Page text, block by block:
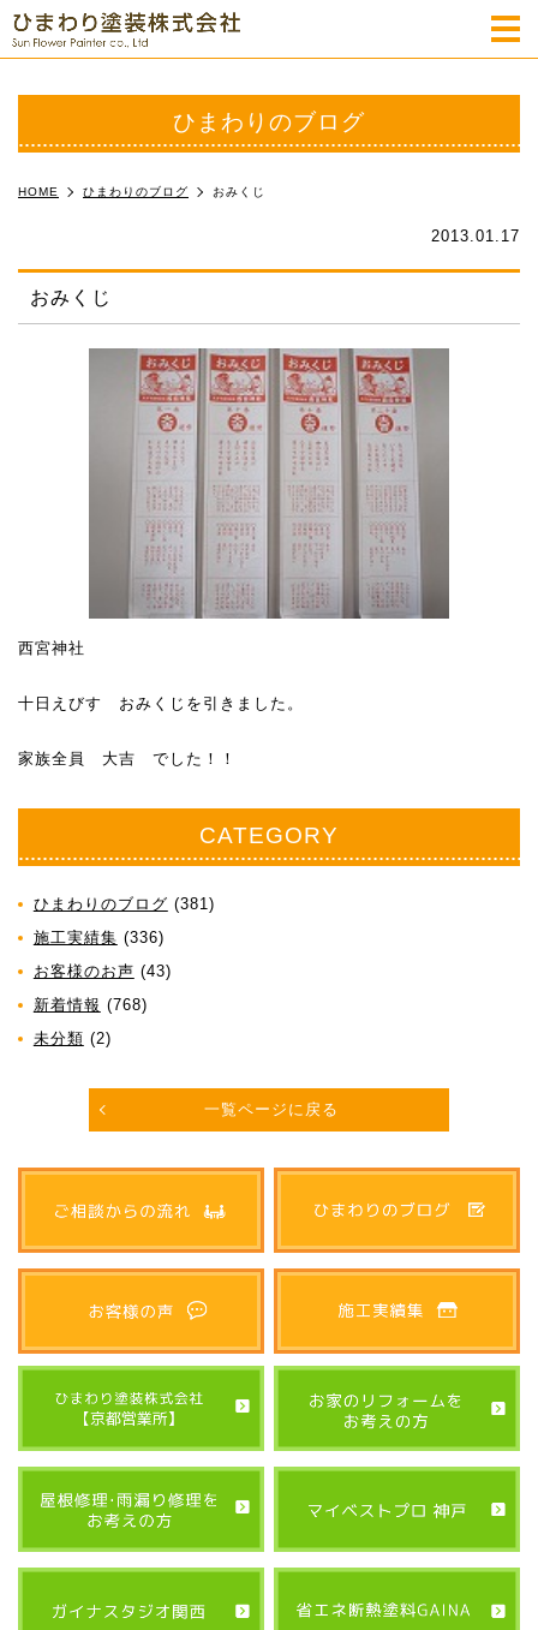
ひまわりのブログ
HOME ひまわりのブログ おみくじ
2013.01.17
おみくじ
西宮神社
十日えびす おみくじを引きました。
家族全員 大吉 でした！！
CATEGORY
ひまわりのブログ (381)
施工実績集 (336)
お客様のお声 (43)
新着情報 (768)
未分類 (2)
一覧ページに戻る